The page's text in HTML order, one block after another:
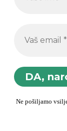
Ne pošiljamo